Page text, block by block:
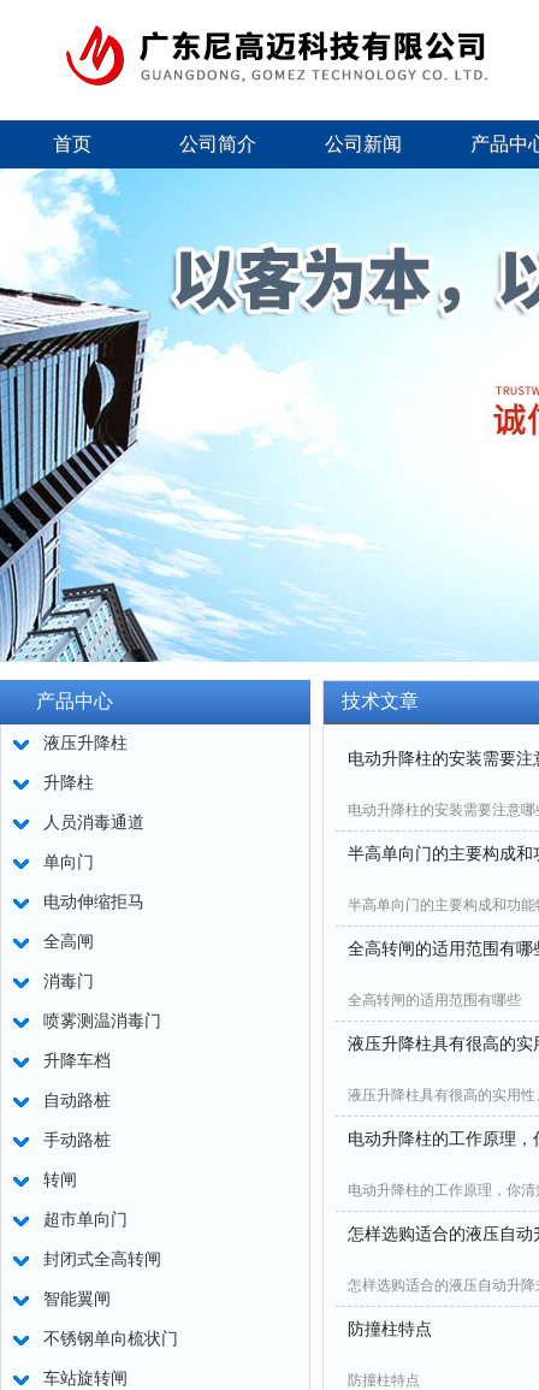
首页 公司简介 公司新闻 产品中
产品中心
液压升降柱
升降柱
人员消毒通道
单向门
电动伸缩拒马
全高闸
消毒门
喷雾测温消毒门
升降车档
自动路桩
手动路桩
转闸
超市单向门
封闭式全高转闸
智能翼闸
不锈钢单向梳状门
车站旋转闸
技术文章
电动升降柱的安装需要注
电动升降柱的安装需要注意哪
半高单向门的主要构成和
半高单向门的主要构成和功能
全高转闸的适用范围有哪
全高转闸的适用范围有哪些
液压升降柱具有很高的
液压升降柱具有很高的实用
电动升降柱的工作原理，
电动升降柱的工作原理，你清
怎样选购适合的液压自动
怎样选购适合的液压自动升降
防撞柱特点
防撞柱特点